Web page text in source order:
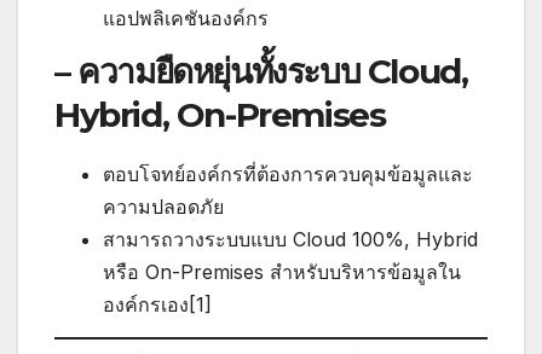
แอปพลิเคชันองค์กร
– ความยืดหยุ่นทั้งระบบ Cloud,
Hybrid, On-Premises
ตอบโจทย์องค์กรที่ต้องการควบคุมข้อมูลและ
ความปลอดภัย
สามารถวางระบบแบบ Cloud 100%, Hybrid
หรือ On-Premises สำหรับบริหารข้อมูลใน
องค์กรเอง[1]